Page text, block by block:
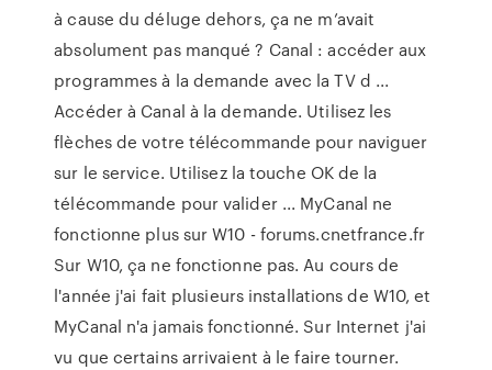
à cause du déluge dehors, ça ne m’avait
absolument pas manqué ? Canal : accéder aux
programmes à la demande avec la TV d ...
Accéder à Canal à la demande. Utilisez les
flèches de votre télécommande pour naviguer
sur le service. Utilisez la touche OK de la
télécommande pour valider ... MyCanal ne
fonctionne plus sur W10 - forums.cnetfrance.fr
Sur W10, ça ne fonctionne pas. Au cours de
l'année j'ai fait plusieurs installations de W10, et
MyCanal n'a jamais fonctionné. Sur Internet j'ai
vu que certains arrivaient à le faire tourner.